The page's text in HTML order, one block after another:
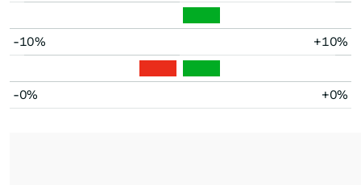
-10% +10%
-0% +0%